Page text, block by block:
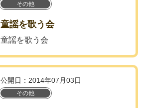
その他
童謡を歌う会
童謡を歌う会
公開日：2014年07月03日
その他